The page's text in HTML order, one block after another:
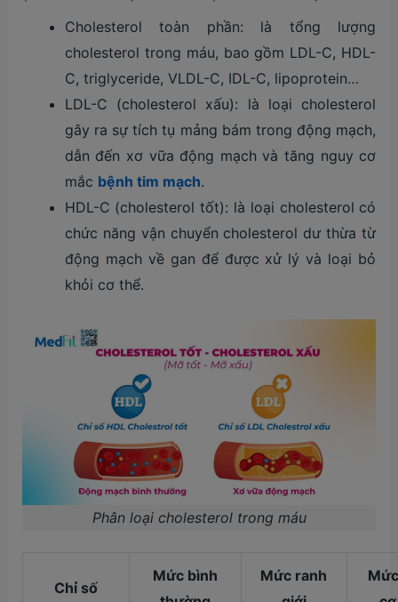
Cholesterol toàn phần: là tổng lượng
cholesterol trong máu, bao gồm LDL-C, HDL-
C, triglyceride, VLDL-C, IDL-C, lipoprotein…
LDL-C (cholesterol xấu): là loại cholesterol
gây ra sự tích tụ mảng bám trong động mạch,
dẫn đến xơ vữa động mạch và tăng nguy cơ
mắc bệnh tim mạch.
HDL-C (cholesterol tốt): là loại cholesterol có
chức năng vận chuyển cholesterol dư thừa từ
động mạch về gan để được xử lý và loại bỏ
khỏi cơ thể.
Phân loại cholesterol trong máu
Chỉ số
Mức bình
Mức ranh